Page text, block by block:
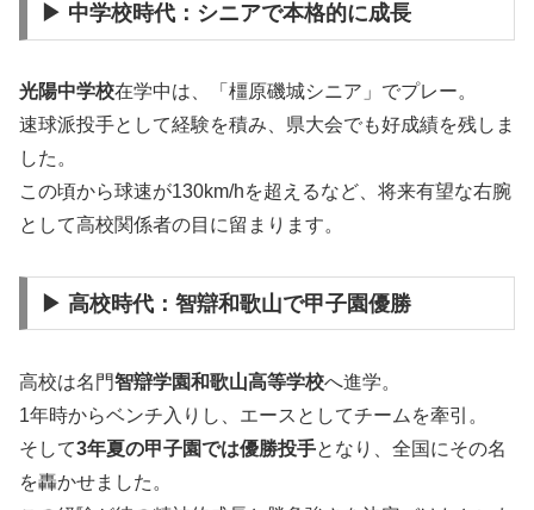
▶ 中学校時代：シニアで本格的に成長
光陽中学校在学中は、「橿原磯城シニア」でプレー。
速球派投手として経験を積み、県大会でも好成績を残しま
した。
この頃から球速が130km/hを超えるなど、将来有望な右腕
として高校関係者の目に留まります。
▶ 高校時代：智辯和歌山で甲子園優勝
高校は名門智辯学園和歌山高等学校へ進学。
1年時からベンチ入りし、エースとしてチームを牽引。
そして3年夏の甲子園では優勝投手となり、全国にその名
を轟かせました。